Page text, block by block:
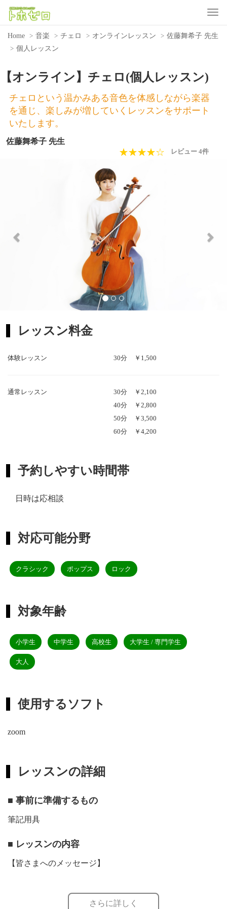
Home 音楽 チェロ オンラインレッスン
佐藤舞希子 先生
個人レッスン
【オンライン】チェロ(個人レッスン)
チェロという温かみある音色を体感しながら楽器
を通じ、楽しみが増していくレッスンをサポート
いたします。
佐藤舞希子 先生
レビュー 4件
★★★★★
☆☆☆☆☆
レッスン料金
体験レッスン 30分 ￥1,500
通常レッスン 30分
￥2,100
40分
￥2,800
50分
￥3,500
60分
￥4,200
予約しやすい時間帯
日時は応相談
対応可能分野
クラシック ポップス ロック
対象年齢
小学生 中学生 高校生 大学生 / 専門学生
大人
使用するソフト
zoom
レッスンの詳細
■ 事前に準備するもの
筆記用具
■ レッスンの内容
【皆さまへのメッセージ】
2010年にチェロレッスンの指導を始めてから12年が経ちま
さらに詳しく